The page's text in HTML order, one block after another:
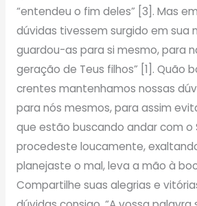
“entendeu o fim deles” [3]. Mas
dúvidas tivessem surgido em sua
guardou-as para si mesmo, para
geração de Teus filhos” [1]. Quão
crentes mantenhamos nossas
para nós mesmos, para assim
que estão buscando andar com o
procedeste loucamente,
planejaste o mal, leva a mão à
Compartilhe suas alegrias e